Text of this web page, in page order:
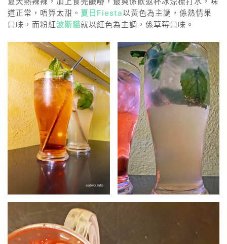
道正常，唔算太甜。 夏日Fiesta以黃色為主調，係熱情果
口味，而粉紅波斯貓就以紅色為主調，係草莓口味。